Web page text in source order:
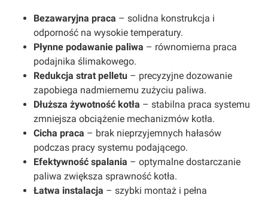
Bezawaryjna praca – solidna konstrukcja i
odporność na wysokie temperatury.
Płynne podawanie paliwa – równomierna praca
podajnika ślimakowego.
Redukcja strat pelletu – precyzyjne dozowanie
zapobiega nadmiernemu zużyciu paliwa.
Dłuższa żywotność kotła – stabilna praca systemu
zmniejsza obciążenie mechanizmów kotła.
Cicha praca – brak nieprzyjemnych hałasów
podczas pracy systemu podającego.
Efektywność spalania – optymalne dostarczanie
paliwa zwiększa sprawność kotła.
Łatwa instalacja – szybki montaż i pełna